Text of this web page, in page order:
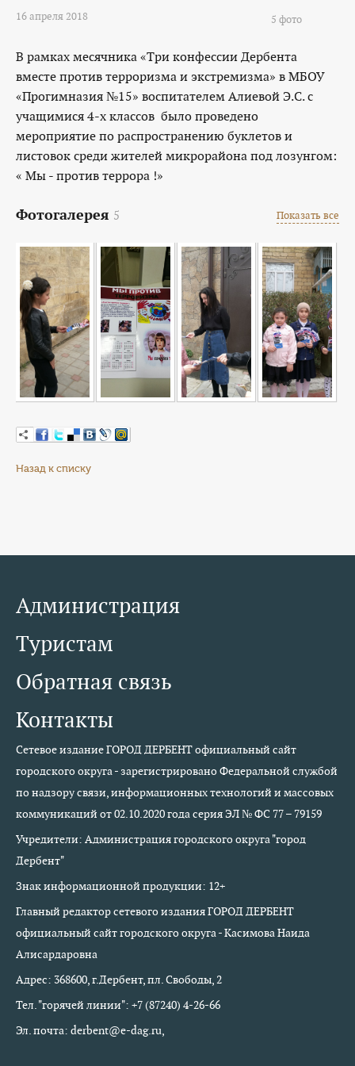
16 апреля 2018 5 фото
В рамках месячника «Три конфессии Дербента
вместе против терроризма и экстремизма» в МБОУ
«Прогимназия №15» воспитателем Алиевой Э.С. с
учащимися 4-х классов было проведено
мероприятие по распространению буклетов и
листовок среди жителей микрорайона под лозунгом:
« Мы - против террора !»
Фотогалерея 5 Показать все
Назад к списку
Администрация
Туристам
Обратная связь
Контакты
Сетевое издание ГОРОД ДЕРБЕНТ официальный сайт
городского округа - зарегистрировано Федеральной службой
по надзору связи, информационных технологий и массовых
коммуникаций от 02.10.2020 года серия ЭЛ № ФС 77 – 79159
Учредители: Администрация городского округа "город
Дербент"
Знак информационной продукции: 12+
Главный редактор сетевого издания ГОРОД ДЕРБЕНТ
официальный сайт городского округа - Касимова Наида
Алисардаровна
Адрес: 368600, г.Дербент, пл. Свободы, 2
Тел. "горячей линии": +7 (87240) 4-26-66
Эл. почта: derbent@e-dag.ru,